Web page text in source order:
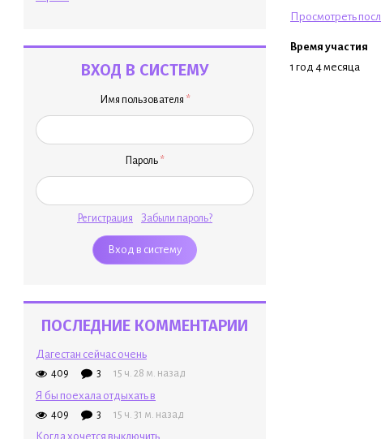
ВХОД В СИСТЕМУ
Имя пользователя *
Пароль *
Регистрация Забыли пароль?
ПОСЛЕДНИЕ КОММЕНТАРИИ
Дагестан сейчас очень
409 3 15 ч. 28 м. назад
Я бы поехала отдыхать в
409 3 15 ч. 31 м. назад
Когда хочется выключить
Просмотреть
Время участия
1 год 4 месяца